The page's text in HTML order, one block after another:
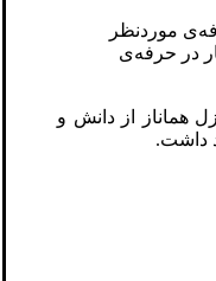
موردنظر
در حرفه‌ی
هماناز از دانش و
داشت.